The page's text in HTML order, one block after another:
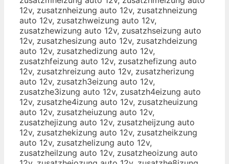
12v, zusatznheizung auto 12v, zusatzhneizung
auto 12v, zusatzhweizung auto 12v,
zusatzhewizung auto 12v, zusatzhseizung auto
12v, zusatzhesizung auto 12v, zusatzhdeizung
auto 12v, zusatzhedizung auto 12v,
zusatzhfeizung auto 12v, zusatzhefizung auto
12v, zusatzhreizung auto 12v, zusatzherizung
auto 12v, zusatzh3eizung auto 12v,
zusatzhe3izung auto 12v, zusatzh4eizung auto
12v, zusatzhe4izung auto 12v, zusatzheuizung
auto 12v, zusatzheiuzung auto 12v,
zusatzhejizung auto 12v, zusatzheijzung auto
12v, zusatzhekizung auto 12v, zusatzheikzung
auto 12v, zusatzhelizung auto 12v,
zusatzheilzung auto 12v, zusatzheoizung auto